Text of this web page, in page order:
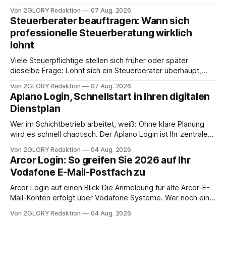
angewiesen ist, stellt sich für Familien eine schwierige
Frage: Muss die Versorgung dauerhaft in der Klinik bleiben –
oder ist ein Leben zu Hause möglich? Die außerklinische
Intensivpflege bietet genau diese Alternative: Sie
Von 2GLORY Redaktion 07 Aug. 2026
Steuerberater beauftragen: Wann sich
professionelle Steuerberatung wirklich
lohnt
Viele Steuerpflichtige stellen sich früher oder später
dieselbe Frage: Lohnt sich ein Steuerberater überhaupt,
erledigen? Die kurze Antwort: Bei einfachen
Einkommensverhältnissen reicht häufig eine Steuersoftware
aus – sobald jedoch mehrere Einkunftsarten
zusammentreffen oder größere finanzielle Veränderungen
anstehen, zahlt sich professionelle Unterstützung meist
Von 2GLORY Redaktion 07 Aug. 2026
Aplano Login, Schnellstart in Ihren digitalen
Dienstplan
Wer im Schichtbetrieb arbeitet, weiß: Ohne klare Planung
wird es schnell chaotisch. Der Aplano Login ist Ihr zentraler
abwesenheiten und die gesamte kommunikation rund um
Ihr personal digital zu organisieren. In diesem Leitfaden
erfahren Sie alles, was Sie für einen reibungslosen Einstieg
brauchen, von der Registrierung
Von 2GLORY Redaktion 04 Aug. 2026
Arcor Login: So greifen Sie 2026 auf Ihr
Vodafone E-Mail-Postfach zu
Arcor Login auf einen Blick Die Anmeldung für alte Arcor-E-
Mail-Konten erfolgt über Vodafone Systeme. Wer noch eine
besitzt, loggt sich heute über das Vodafone E-Mail & Cloud
Von 2GLORY Redaktion 04 Aug. 2026